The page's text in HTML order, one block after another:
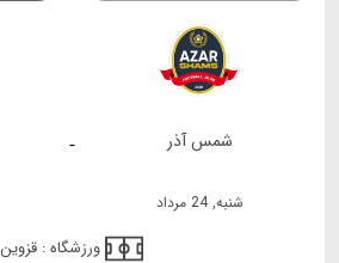
- شمس آذر
شنبه, 24 مرداد
ورزشگاه : قزوین